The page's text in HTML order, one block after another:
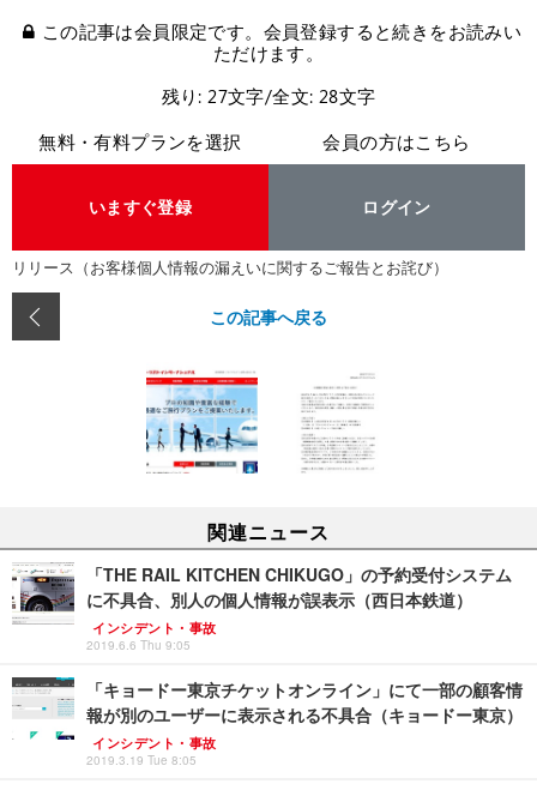
この記事は会員限定です。会員登録すると続きをお読みい
ただけます。
残り: 27文字/全文: 28文字
無料・有料プランを選択
いますぐ登録
会員の方はこちら
ログイン
リリース（お客様個人情報の漏えいに関するご報告とお詫び）
この記事へ戻る
関連ニュース
「THE RAIL KITCHEN CHIKUGO」の予約受付システム
に不具合、別人の個人情報が誤表示（西日本鉄道）
インシデント・事故
2019.6.6 Thu 9:05
「キョードー東京チケットオンライン」にて一部の顧客情
報が別のユーザーに表示される不具合（キョードー東京）
インシデント・事故
2019.3.19 Tue 8:05